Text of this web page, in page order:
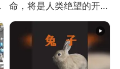
命，将是人类绝望的开
始？